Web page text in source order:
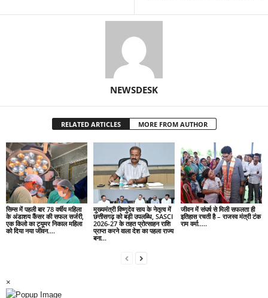
NEWSDESK
RELATED ARTICLES MORE FROM AUTHOR
सिम्स में पहली बार 78 वर्षीय महिला
के अंडाशय कैंसर की सफल सर्जरी,
एक किलो का ट्यूमर निकाल महिला
को दिया नया जीवन….
मुख्यमंत्री विष्णुदेव साय के नेतृत्व में
छत्तीसगढ़ को बड़ी उपलब्धि, SASCI
2026-27 के तहत प्रोत्साहन राशि
प्राप्त करने वाला देश का पहला राज्य
बना...
जीवन में संघर्ष से मिली सफलता ही
इतिहास रचती है – राजस्व मंत्री टंक
राम वर्मा…..
×